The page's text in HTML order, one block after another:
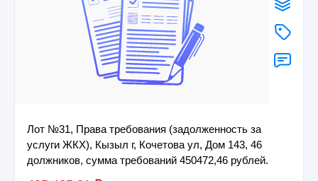
Лот №31, Права требования (задолженность за
услуги ЖКХ), Кызыл г, Кочетова ул, Дом 143, 46
должников, сумма требований 450472,46 рублей.